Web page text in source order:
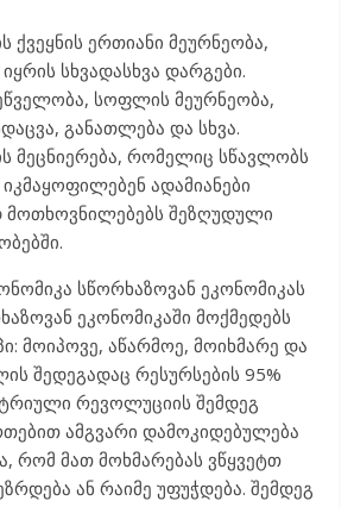
ქვეყნის ერთიანი მეურნეობა,
სხვადასხვა დარგები.
სოფლის მეურნეობა,
განათლება და სხვა.
მეცნიერება, რომელიც სწავლობს
ადამიანები
მოთხოვნილებებს შეზღუდული
სწორხაზოვან ეკონომიკას
ეკონომიკაში მოქმედებს
მოიპოვე, აწარმოე, მოიხმარე და
შედეგადაც რესურსების 95%
რევოლუციის შემდეგ
ამგვარი დამოკიდებულება
რომ მათ მოხმარებას ვწყვეტთ
ან რაიმე უფუჭდება. შემდეგ